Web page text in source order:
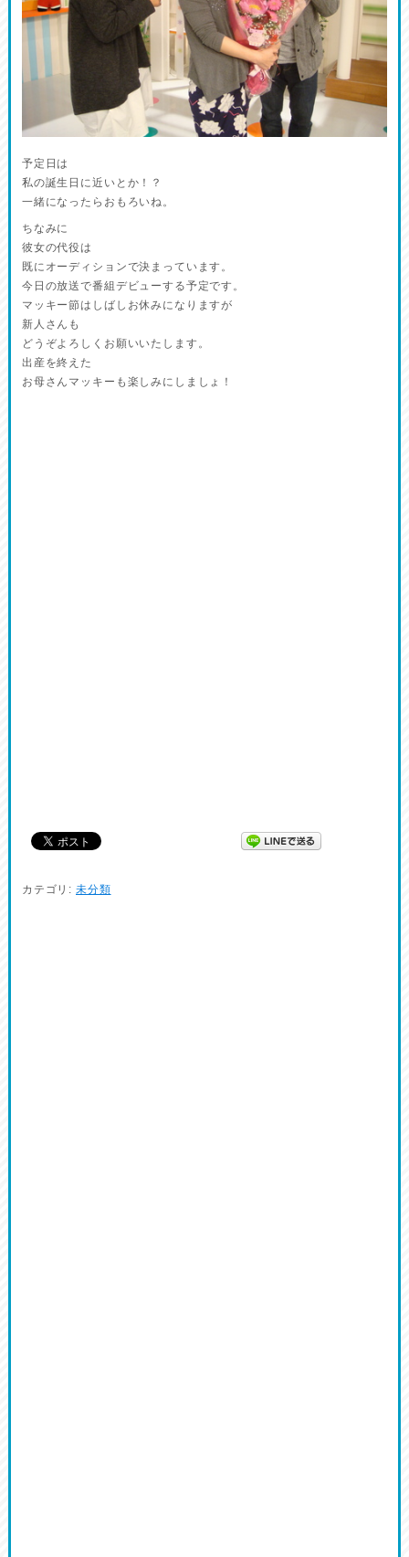
予定日は
私の誕生日に近いとか！？
一緒になったらおもろいね。
ちなみに
彼女の代役は
既にオーディションで決まっています。
今日の放送で番組デビューする予定です。
マッキー節はしばしお休みになりますが
新人さんも
どうぞよろしくお願いいたします。
出産を終えた
お母さんマッキーも楽しみにしましょ！
カテゴリ: 未分類